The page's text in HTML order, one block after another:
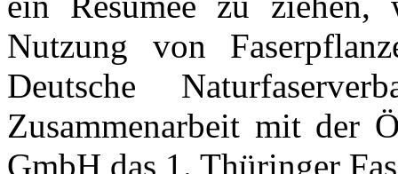
Nutzung von
Deutsche
Zusammenarbeit mit der
GmbH das 1. Thüringer